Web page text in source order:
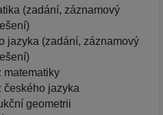
(zadání, záznamový
jazyka (zadání, záznamový
matematiky
českého jazyka
geometrii